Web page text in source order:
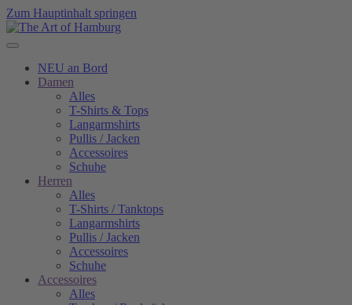
Zum Hauptinhalt springen
NEU an Bord
Damen
Alles
T-Shirts & Tops
Langarmshirts
Pullis / Jacken
Accessoires
Schuhe
Herren
Alles
T-Shirts / Tanktops
Langarmshirts
Pullis / Jacken
Accessoires
Schuhe
Accessoires
Alles